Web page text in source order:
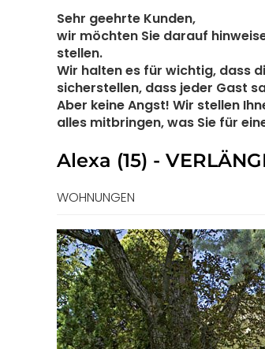
Sehr geehrte Kunden,
wir möchten Sie darauf
stellen.
Wir halten es für wichtig, dass
sicherstellen, dass jeder Gast
Aber keine Angst! Wir stellen
alles mitbringen, was Sie für
Alexa (15) -
WOHNUNGEN